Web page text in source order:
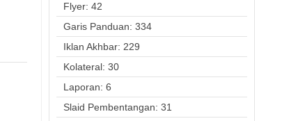
Flyer: 42
Garis Panduan: 334
Iklan Akhbar: 229
Kolateral: 30
Laporan: 6
Slaid Pembentangan: 31